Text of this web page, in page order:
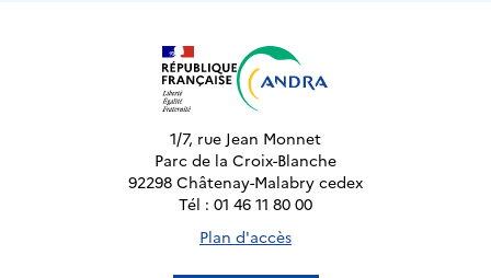
1/7, rue Jean Monnet
Parc de la Croix-Blanche
92298 Châtenay-Malabry cedex
Tél : 01 46 11 80 00
Plan d'accès